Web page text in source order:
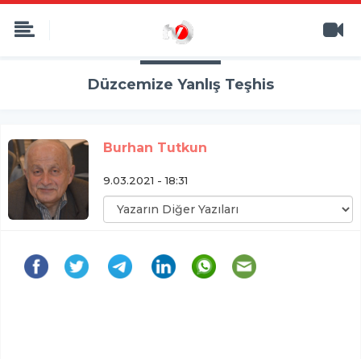
Düzcemize Yanlış Teşhis
Burhan Tutkun
9.03.2021 - 18:31